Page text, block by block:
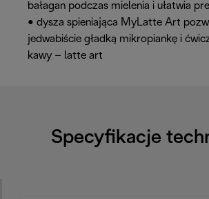
bałagan podczas mielenia i ułatwia
• dysza spieniająca MyLatte Art
jedwabiście gładką mikropiankę i
kawy – latte art
Specyfikacje